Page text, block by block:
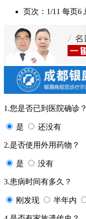
页次：1/11 每页
1.您是否已到医院确诊？
是 还没有
2.是否使用外用药物？
是 没有
3.患病时间有多久？
刚发现 半年内